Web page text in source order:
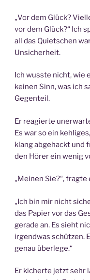
„Vor dem Glück?
vor dem Glück?“ Ich
all das Quietschen
Unsicherheit.
Ich wusste nicht, wie
keinen Sinn, was ich
Gegenteil.
Er reagierte
Es war so ein
klang abgehackt und
den Hörer ein wenig
„Meinen Sie?“,
„Ich bin mir nicht
das Papier vor das
gerade an. Es sieht
irgendwas schützen.
genau überlege.“
Er kicherte jetzt sehr